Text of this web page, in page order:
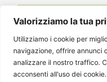
Valorizziamo la tua
Utilizziamo i cookie per
navigazione, offrire annunci
analizzare il nostro traffico.
acconsenti all'uso dei cookie.